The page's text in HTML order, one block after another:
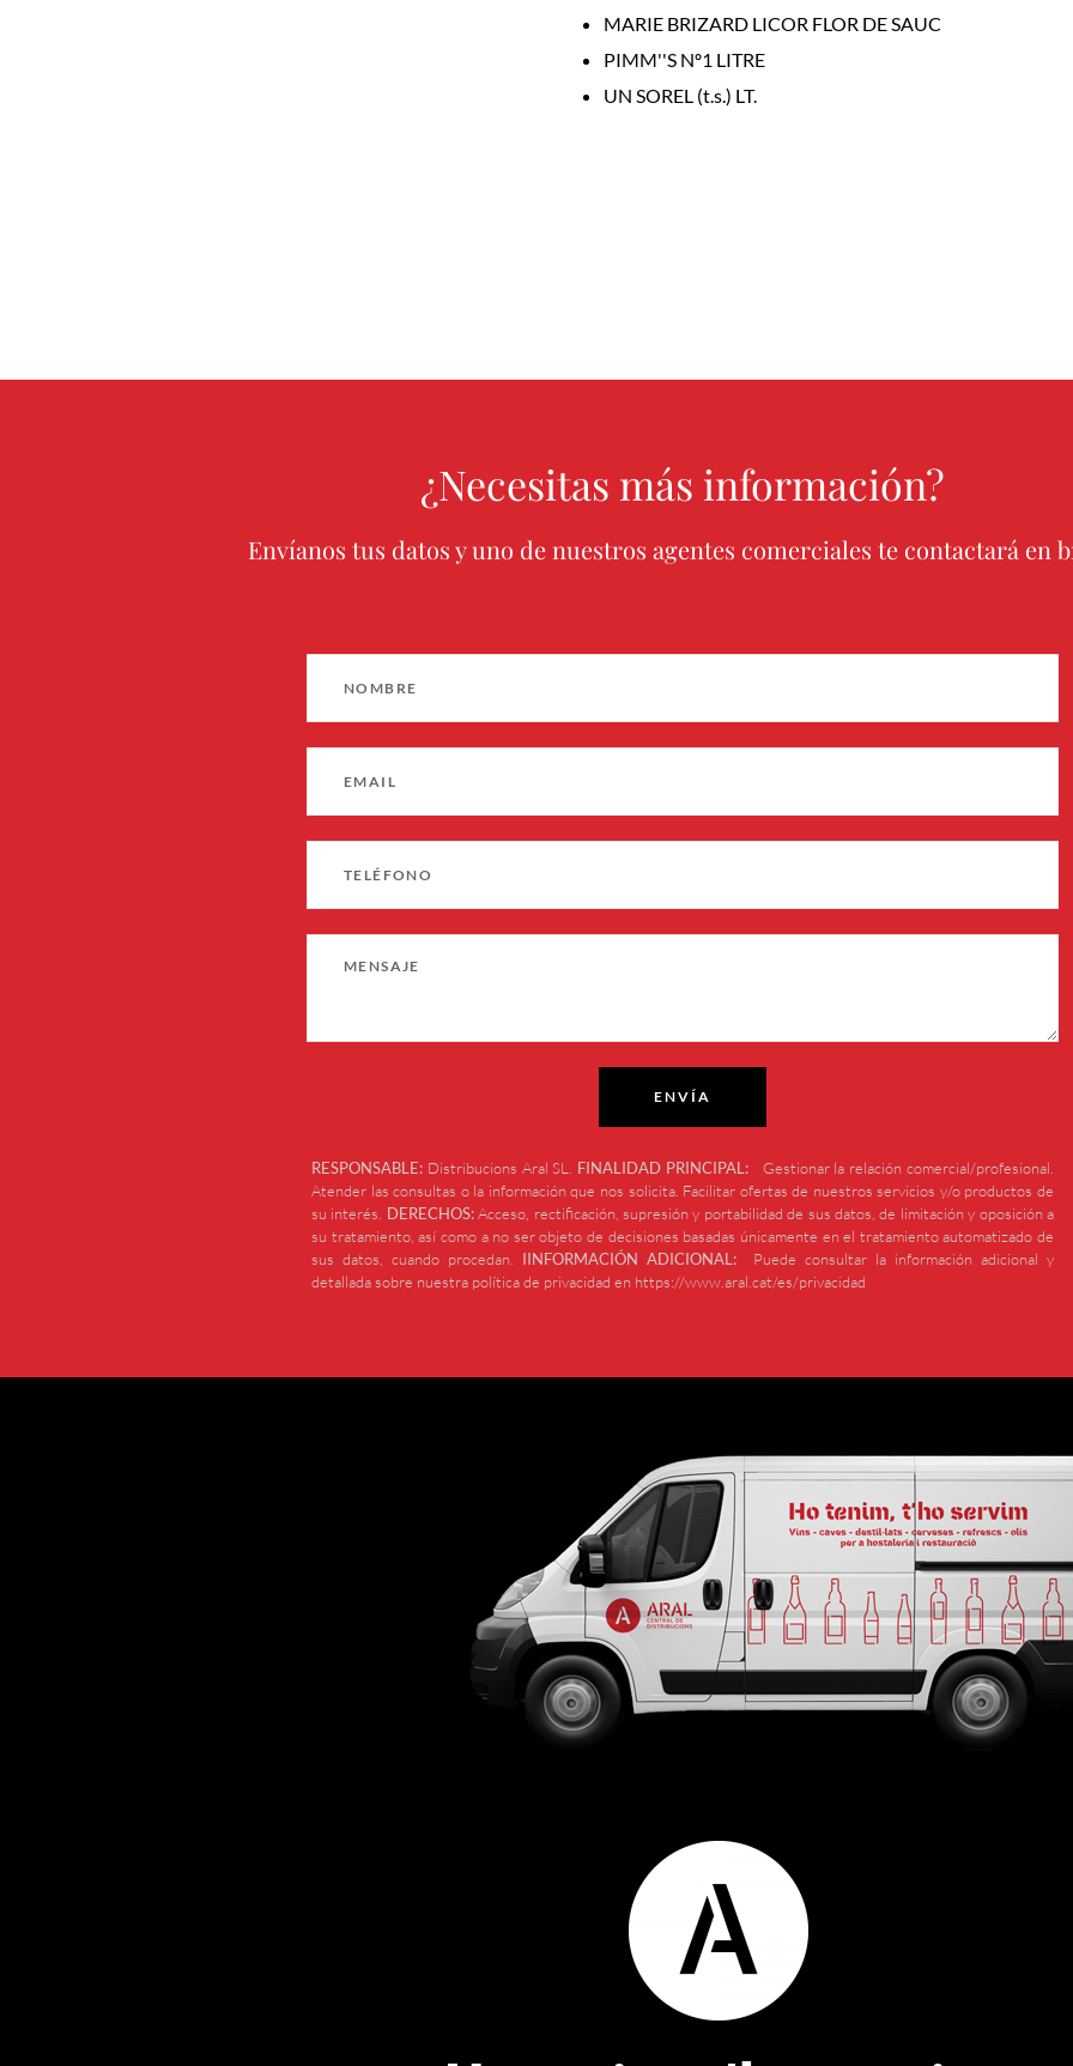
MARIE BRIZARD LICOR FLOR DE SAUC
PIMM''S Nº1 LITRE
UN SOREL (t.s.) LT.
¿Necesitas más información?
Envíanos tus datos y uno de nuestros agentes comerciales te contactará en
ENVÍA
RESPONSABLE: Distribucions Aral SL. FINALIDAD PRINCIPAL:
Gestionar la relación comercial/profesional.
Atender las consultas o la información que nos solicita. Facilitar ofertas de nuestros servicios y/o productos de
su interés. DERECHOS:Acceso, rectificación, supresión y portabilidad de sus datos, de limitación y oposición a
su tratamiento, así como a no ser objeto de decisiones basadas únicamente en el tratamiento automatizado de
sus datos, cuando procedan. IINFORMACIÓN ADICIONAL:
Puede consultar la información adicional y
detallada sobre nuestra política de privacidad en https://www.aral.cat/es/privacidad